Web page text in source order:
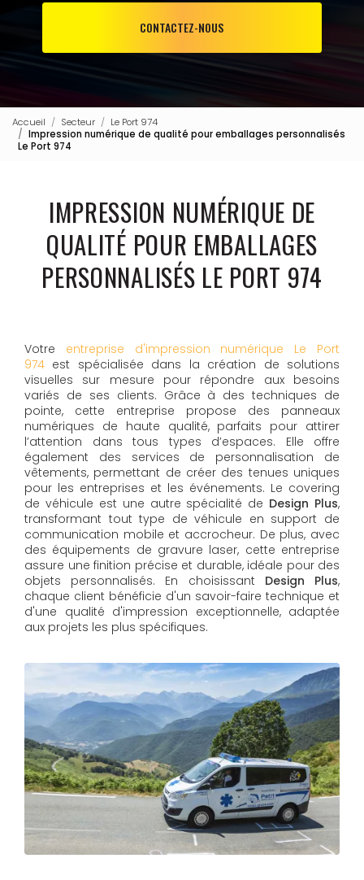
CONTACTEZ-NOUS
Accueil Secteur
Le Port 974
Impression numérique de qualité pour emballages personnalisés
Le Port 974
IMPRESSION NUMÉRIQUE DE
QUALITÉ POUR EMBALLAGES
PERSONNALISÉS LE PORT 974
Votre entreprise d'impression numérique Le Port
974 est spécialisée dans la création de solutions
visuelles sur mesure pour répondre aux besoins
variés de ses clients. Grâce à des techniques de
pointe, cette entreprise propose des panneaux
numériques de haute qualité, parfaits pour attirer
l’attention dans tous types d’espaces. Elle offre
également des services de personnalisation de
vêtements, permettant de créer des tenues uniques
pour les entreprises et les événements. Le covering
de véhicule est une autre spécialité de Design Plus,
transformant tout type de véhicule en support de
communication mobile et accrocheur. De plus, avec
des équipements de gravure laser, cette entreprise
assure une finition précise et durable, idéale pour des
objets personnalisés. En choisissant Design Plus,
chaque client bénéficie d'un savoir-faire technique et
d'une qualité d'impression exceptionnelle, adaptée
aux projets les plus spécifiques.